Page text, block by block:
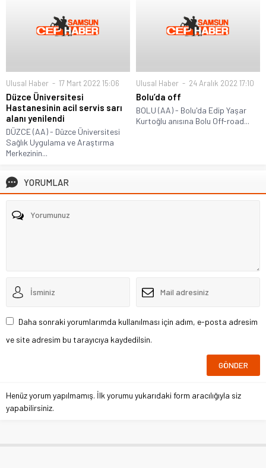
Ulusal Haber 17 Mart 2022 15:06
Düzce Üniversitesi
Hastanesinin acil servis sarı
alanı yenilendi
DÜZCE (AA) - Düzce Üniversitesi
Sağlık Uygulama ve Araştırma
Merkezinin...
Ulusal Haber 24 Aralık 2022 17:10
Bolu’da off
BOLU (AA) - Bolu'da Edip Yaşar
Kurtoğlu anısına Bolu Off-road...
YORUMLAR
Daha sonraki yorumlarımda kullanılması için adım, e-posta adresim
ve site adresim bu tarayıcıya kaydedilsin.
Henüz yorum yapılmamış. İlk yorumu yukarıdaki form aracılığıyla siz
yapabilirsiniz.